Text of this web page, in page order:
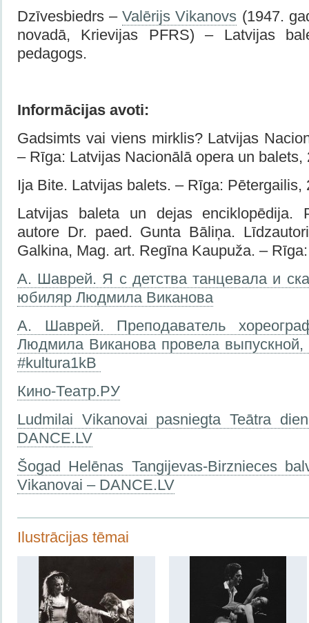
Dzīvesbiedrs –Valērijs Vikanovs (1947.
novadā, Krievijas PFRS) – Latvijas
pedagogs.
Informācijas avoti:
Gadsimts vai viens mirklis? Latvijas
– Rīga: Latvijas Nacionālā opera un balets,
Ija Bite. Latvijas balets. – Rīga: Pētergailis,
Latvijas baleta un dejas enciklopēdija.
autore Dr. paed. Gunta Bāliņa.
Galkina, Mag. art. Regīna Kaupuža. – Rīga:
А. Шаврей. Я с детства танцевала и
юбиляр Людмила Виканова
А. Шаврей. Преподаватель
Людмила Виканова провела выпускной,
#kultura1kB
Кино-Театр.РУ
Ludmilai Vikanovai pasniegta Teātra
DANCE.LV
Šogad Helēnas Tangijevas-Birznieces
Vikanovai – DANCE.LV
Ilustrācijas tēmai